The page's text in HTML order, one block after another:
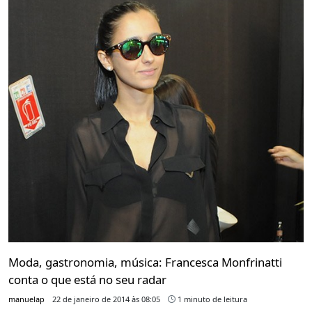
Moda, gastronomia, música: Francesca Monfrinatti
conta o que está no seu radar
manuelap 22 de janeiro de 2014 às 08:05 1 minuto de leitura